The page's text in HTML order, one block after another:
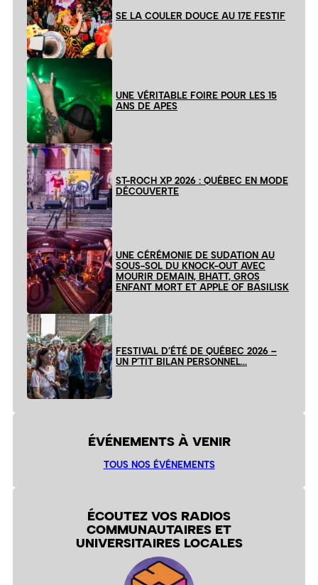
SE LA COULER DOUCE AU 17E FESTIF
UNE VÉRITABLE FOIRE POUR LES 15
ANS DE APES
ST-ROCH XP 2026 : QUÉBEC EN MODE
DÉCOUVERTE
UNE CÉRÉMONIE DE SUDATION AU
SOUS-SOL DU KNOCK-OUT AVEC
MOURIR DEMAIN, BHATT, GROS
ENFANT MORT ET APPLE OF BASILISK
FESTIVAL D’ÉTÉ DE QUÉBEC 2026 –
UN P’TIT BILAN PERSONNEL…
ÉVÉNEMENTS À VENIR
TOUS NOS ÉVÉNEMENTS
ÉCOUTEZ VOS RADIOS
COMMUNAUTAIRES ET
UNIVERSITAIRES LOCALES